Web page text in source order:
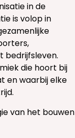
in de
is volop in
bedrijfsleven.
die hoort bij
en waarbij elke
van het bouwen